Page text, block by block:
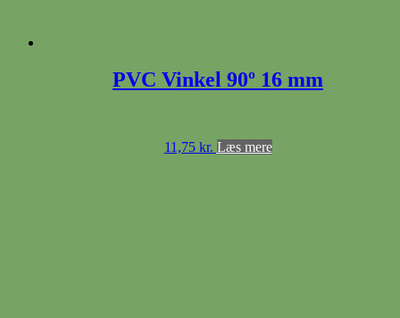
PVC Vinkel 90º 16 mm
11,75 kr. Læs mere